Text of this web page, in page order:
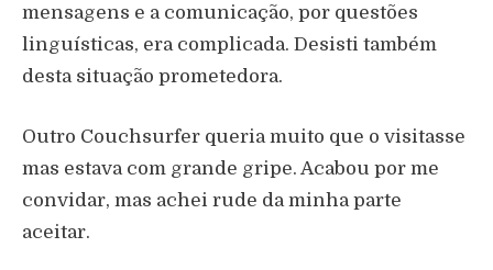
mensagens e a comunicação, por questões
linguísticas, era complicada. Desisti também
desta situação prometedora.
Outro Couchsurfer queria muito que o visitasse
mas estava com grande gripe. Acabou por me
convidar, mas achei rude da minha parte
aceitar.